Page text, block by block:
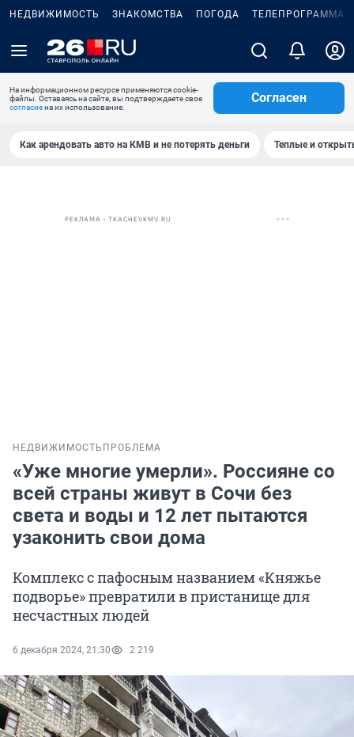
НЕДВИЖИМОСТЬ ЗНАКОМСТВА ПОГОДА ТЕЛЕПРОГРАММА
На информационном ресурсе применяются cookie-
файлы. Оставаясь на сайте, вы подтверждаете свое
согласиена их использование.
Согласен
Как арендовать авто на КМВ и не потерять деньги Теплые и
РЕКЛАМА • TKACHEVKMV.RU
НЕДВИЖИМОСТЬ ПРОБЛЕМА
«Уже многие умерли». Россияне со
всей страны живут в Сочи без
света и воды и 12 лет пытаются
узаконить свои дома
Комплекс с пафосным названием «Княжье
подворье» превратили в пристанище для
несчастных людей
6 декабря 2024, 21:30 2 219